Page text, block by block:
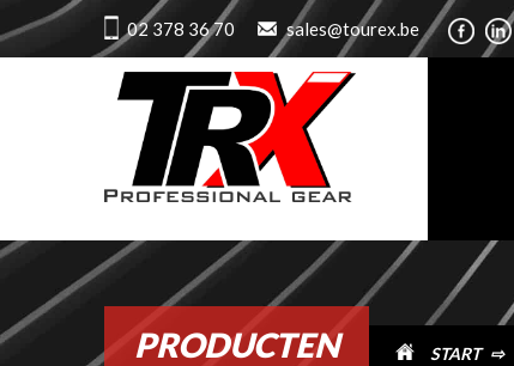
PRODUCTEN START ⇨
02 378 36 70 sales@tourex.be